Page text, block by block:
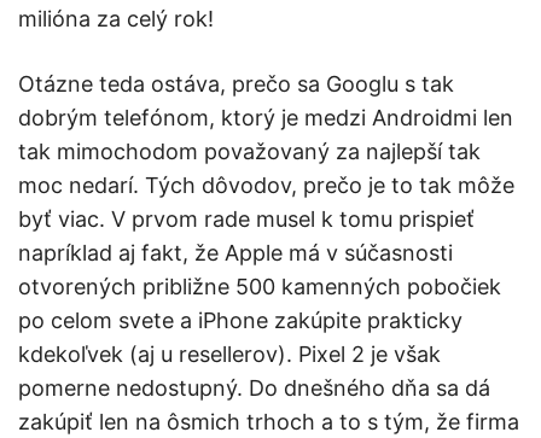
milióna za celý rok!
Otázne teda ostáva, prečo sa Googlu s tak
dobrým telefónom, ktorý je medzi Androidmi len
tak mimochodom považovaný za najlepší tak
moc nedarí. Tých dôvodov, prečo je to tak môže
byť viac. V prvom rade musel k tomu prispieť
napríklad aj fakt, že Apple má v súčasnosti
otvorených približne 500 kamenných pobočiek
po celom svete a iPhone zakúpite prakticky
kdekoľvek (aj u resellerov). Pixel 2 je však
pomerne nedostupný. Do dnešného dňa sa dá
zakúpiť len na ôsmich trhoch a to s tým, že firma